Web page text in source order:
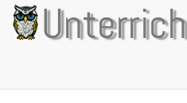
Direkt
zum
Inhalt